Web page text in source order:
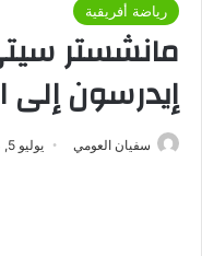
رياضة أفريقية
مانشستر
إيدرسون إلى
سفيان العومي يوليو 5, 2024